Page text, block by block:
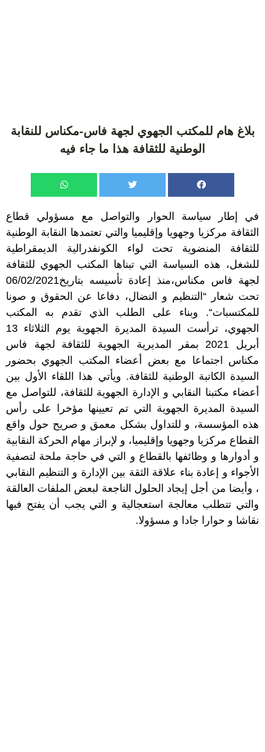
بلاغ هام للمكتب الجهوي لجهة فاس-مكناس للنقابة
الوطنية للثقافة هذا ما جاء فيه
في إطار سياسة الحوار والتواصل مع مسؤولي قطاع
الثقافة مركزيا وجهويا وإقليميا والتي تعتمدها النقابة الوطنية
للثقافة المنضوية تحت لواء الكونفدرالية الديمقراطية
للشغل، هذه السياسة التي تبناها المكتب الجهوي للثقافة
لجهة فاس مكناس،منذ إعادة تأسيسه بتاريخ06/02/2021
تحت شعار“ التنظيم و النضال، دفاعا عن الحقوق و صونا
للمكتسبات“
. وبناء على الطلب الذي تقدم به المكتب
الجهوي، ترأست السيدة المديرة الجهوية يوم الثلاثاء 13
أبريل 2021
بمقر المديرية الجهوية للثقافة لجهة فاس
مكناس اجتماعا مع بعض أعضاء المكتب الجهوي بحضور
السيدة الكاتبة الوطنية للثقافة. ويأتي هذا اللقاء الأول بين
أعضاء مكتبنا النقابي و الإدارة الجهوية للثقافة، للتواصل مع
السيدة المديرة الجهوية التي تم تعيينها مؤخرا على رأس
هذه المؤسسة، و للتداول بشكل معمق و صريح حول واقع
القطاع مركزيا وجهويا وإقليميا، و لإبراز مهام الحركة النقابية
و أدوارها و وظائفها بالقطاع و التي في حاجة ملحة لتصفية
الأجواء و إعادة بناء علاقة الثقة بين الإدارة و التنظيم النقابي
، وأيضا من أجل إيجاد الحلول الناجعة لبعض الملفات العالقة
والتي تتطلب معالجة استعجالية و التي يجب أن يفتح فيها
نقاشا و حوارا جادا و مسؤولا.